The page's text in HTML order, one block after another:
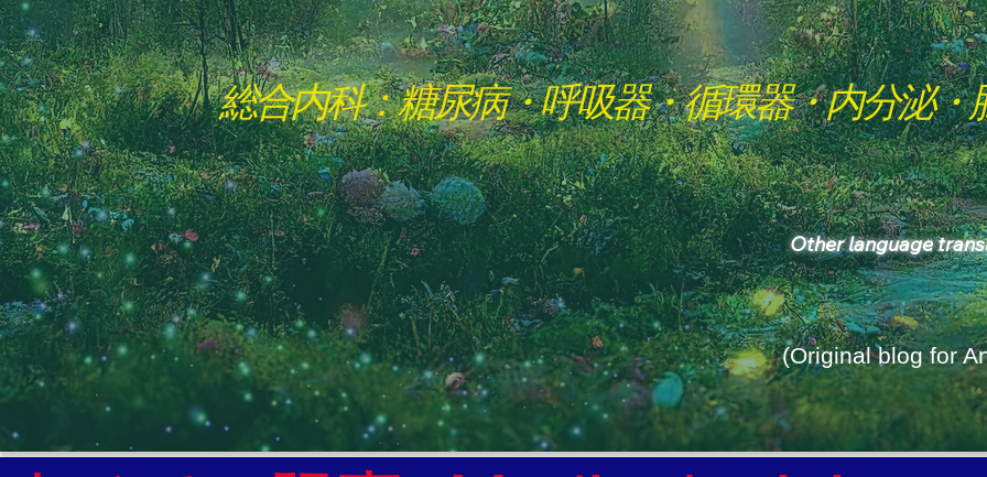
総合内科：糖尿病・呼吸器・循環器・内分泌・
Other language
"The Heavens: Beyond the Universe: The World Where the God of Light Resides"
総合内科専門医
糖尿病
(Original blog for